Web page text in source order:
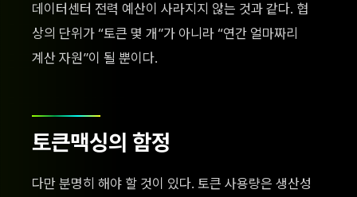
데이터센터 전력 예산이 사라지지 않는 것과 같다. 협
상의 단위가 “토큰 몇 개”가 아니라 “연간 얼마짜리
계산 자원”이 될 뿐이다.
토큰맥싱의 함정
다만 분명히 해야 할 것이 있다. 토큰 사용량은 생산성